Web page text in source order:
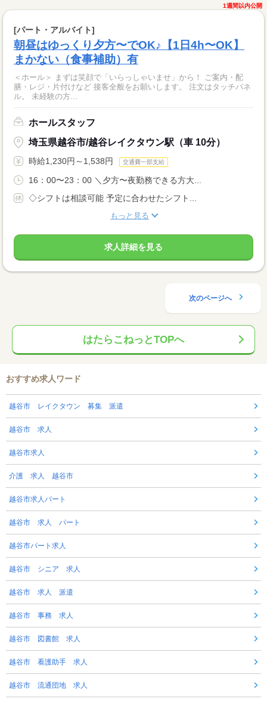
1週間以内公開
[パート・アルバイト]
朝昼はゆっくり夕方〜でOK♪【1日4h〜OK】
まかない（食事補助）有
＜ホール＞ まずは笑顔で「いらっしゃいませ」から！ ご案内・配
膳・レジ・片付けなど 接客全般をお願いします。 注文はタッチパネ
ル。 未経験の方...
ホールスタッフ
埼玉県越谷市/越谷レイクタウン駅（車 10分）
時給1,230円～1,538円 交通費一部支給
16：00〜23：00 ＼夕方〜夜勤務できる方大...
◇シフトは相談可能 予定に合わせたシフト...
もっと見る
求人詳細を見る
次のページへ
はたらこねっとTOPへ
おすすめ求人ワード
越谷市 レイクタウン 募集 派遣
越谷市 求人
越谷市求人
介護 求人 越谷市
越谷市求人パート
越谷市 求人 パート
越谷市パート求人
越谷市 シニア 求人
越谷市 求人 派遣
越谷市 事務 求人
越谷市 図書館 求人
越谷市 看護助手 求人
越谷市 流通団地 求人